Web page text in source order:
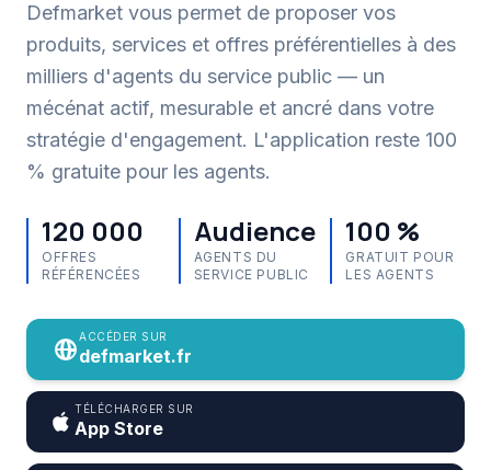
Defmarket vous permet de proposer vos
produits, services et offres préférentielles à des
milliers d'agents du service public — un
mécénat actif, mesurable et ancré dans votre
stratégie d'engagement. L'application reste 100
% gratuite pour les agents.
120 000
OFFRES
RÉFÉRENCÉES
Audience
AGENTS DU
SERVICE PUBLIC
100 %
GRATUIT POUR
LES AGENTS
ACCÉDER SUR
defmarket.fr
TÉLÉCHARGER SUR
App Store